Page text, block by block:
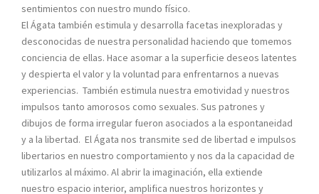
sentimientos con nuestro mundo físico.
El Ágata también estimula y desarrolla facetas inexploradas y
desconocidas de nuestra personalidad haciendo que tomemos
conciencia de ellas. Hace asomar a la superficie deseos latentes
y despierta el valor y la voluntad para enfrentarnos a nuevas
experiencias. También estimula nuestra emotividad y nuestros
impulsos tanto amorosos como sexuales. Sus patrones y
dibujos de forma irregular fueron asociados a la espontaneidad
y a la libertad. El Ágata nos transmite sed de libertad e impulsos
libertarios en nuestro comportamiento y nos da la capacidad de
utilizarlos al máximo. Al abrir la imaginación, ella extiende
nuestro espacio interior, amplifica nuestros horizontes y